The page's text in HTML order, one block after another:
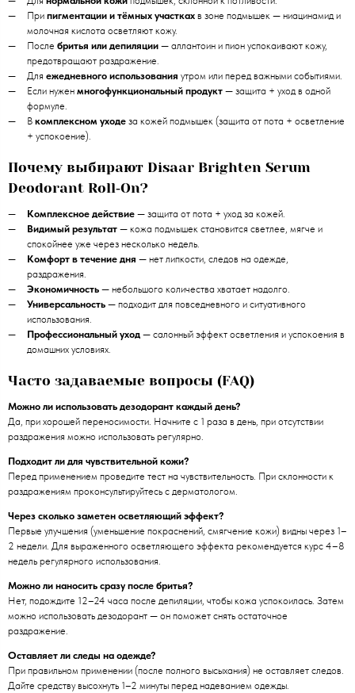
При пигментации и тёмных участках в зоне подмышек — ниацинамид и
молочная кислота осветляют кожу.
После бритья или депиляции — аллантоин и пион успокаивают кожу,
предотвращают раздражение.
Для ежедневного использования утром или перед важными событиями.
Если нужен многофункциональный продукт — защита + уход в одной
формуле.
В комплексном уходе за кожей подмышек (защита от пота + осветление
+ успокоение).
Почему выбирают Disaar Brighten Serum
Deodorant Roll‑On?
Комплексное действие — защита от пота + уход за кожей.
Видимый результат — кожа подмышек становится светлее, мягче и
спокойнее уже через несколько недель.
Комфорт в течение дня — нет липкости, следов на одежде,
раздражения.
Экономичность — небольшого количества хватает надолго.
Универсальность — подходит для повседневного и ситуативного
использования.
Профессиональный уход — салонный эффект осветления и успокоения в
домашних условиях.
Часто задаваемые вопросы (FAQ)
Можно ли использовать дезодорант каждый день?
Да, при хорошей переносимости. Начните с 1 раза в день, при отсутствии
раздражения можно использовать регулярно.
Подходит ли для чувствительной кожи?
Перед применением проведите тест на чувствительность. При склонности к
раздражениям проконсультируйтесь с дерматологом.
Через сколько заметен осветляющий эффект?
Первые улучшения (уменьшение покраснений, смягчение кожи) видны через 1–
2 недели. Для выраженного осветляющего эффекта рекомендуется курс 4–8
недель регулярного использования.
Можно ли наносить сразу после бритья?
Нет, подождите 12–24 часа после депиляции, чтобы кожа успокоилась. Затем
можно использовать дезодорант — он поможет снять остаточное
раздражение.
Оставляет ли следы на одежде?
При правильном применении (после полного высыхания) не оставляет следов.
Дайте средству высохнуть 1–2 минуты перед надеванием одежды.